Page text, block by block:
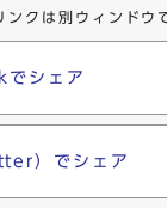
ンクは別ウィンドウ
シェア
）でシェア